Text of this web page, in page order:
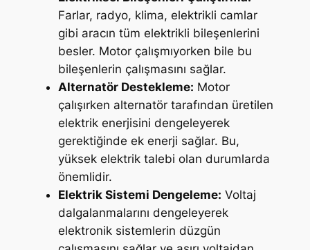
Farlar, radyo, klima, elektrikli camlar
gibi aracın tüm elektrikli bileşenlerini
besler. Motor çalışmıyorken bile bu
bileşenlerin çalışmasını sağlar.
Alternatör Destekleme: Motor
çalışırken alternatör tarafından üretilen
elektrik enerjisini dengeleyerek
gerektiğinde ek enerji sağlar. Bu,
yüksek elektrik talebi olan durumlarda
önemlidir.
Elektrik Sistemi Dengeleme: Voltaj
dalgalanmalarını dengeleyerek
elektronik sistemlerin düzgün